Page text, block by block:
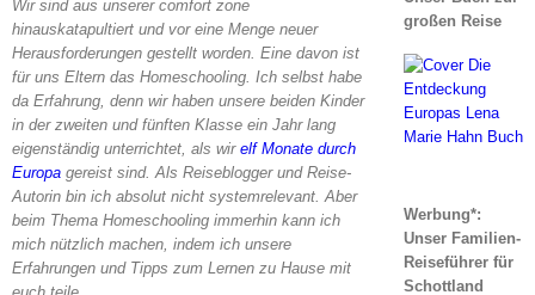
Wir sind aus unserer comfort zone
hinauskatapultiert und vor eine Menge neuer
Herausforderungen gestellt worden. Eine davon ist
für uns Eltern das Homeschooling. Ich selbst habe
da Erfahrung, denn wir haben unsere beiden Kinder
in der zweiten und fünften Klasse ein Jahr lang
eigenständig unterrichtet, als wir elf Monate durch
Europa gereist sind. Als Reiseblogger und Reise-
Autorin bin ich absolut nicht systemrelevant. Aber
beim Thema Homeschooling immerhin kann ich
mich nützlich machen, indem ich unsere
Erfahrungen und Tipps zum Lernen zu Hause mit
großen Reise
Werbung*:
Unser Familien-
Reiseführer für
Schottland